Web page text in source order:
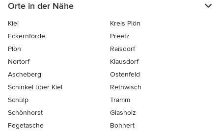
Orte in der Nähe
Kiel
Kreis Plön
Eckernförde
Preetz
Plön
Raisdorf
Nortorf
Klausdorf
Ascheberg
Ostenfeld
Schinkel über Kiel
Rethwisch
Schülp
Tramm
Schönhorst
Glasholz
Fegetasche
Bohnert